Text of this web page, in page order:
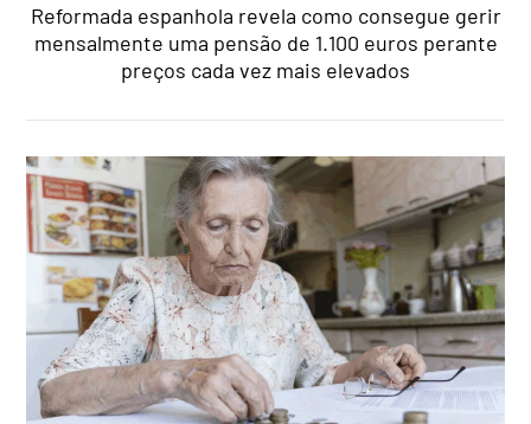
Reformada espanhola revela como consegue gerir
mensalmente uma pensão de 1.100 euros perante
preços cada vez mais elevados